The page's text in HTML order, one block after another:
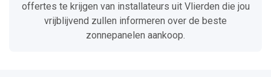
offertes te krijgen van installateurs uit Vlierden die jou
vrijblijvend zullen informeren over de beste
zonnepanelen aankoop.